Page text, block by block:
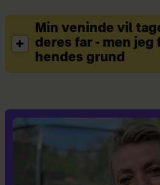
Min veninde vil
deres far - men jeg
hendes grund